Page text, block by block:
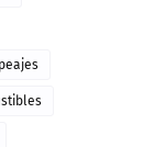
peajes